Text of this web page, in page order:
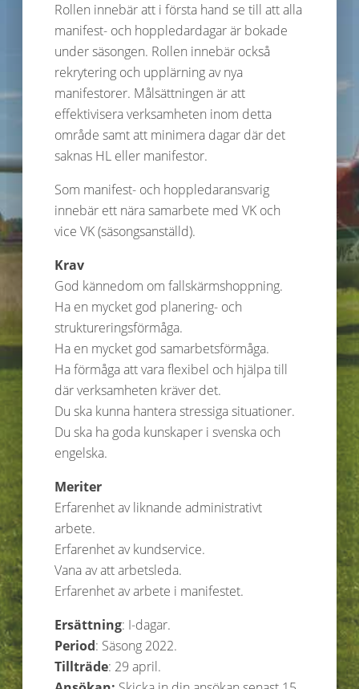
Rollen innebär att i första hand se till att alla
manifest- och hoppledardagar är bokade
under säsongen. Rollen innebär också
rekrytering och upplärning av nya
manifestorer. Målsättningen är att
effektivisera verksamheten inom detta
område samt att minimera dagar där det
saknas HL eller manifestor.
Som manifest- och hoppledaransvarig
innebär ett nära samarbete med VK och
vice VK (säsongsanställd).
Krav
God kännedom om fallskärmshoppning.
Ha en mycket god planering- och
struktureringsförmåga.
Ha en mycket god samarbetsförmåga.
Ha förmåga att vara flexibel och hjälpa till
där verksamheten kräver det.
Du ska kunna hantera stressiga situationer.
Du ska ha goda kunskaper i svenska och
engelska.
Meriter
Erfarenhet av liknande administrativt
arbete.
Erfarenhet av kundservice.
Vana av att arbetsleda.
Erfarenhet av arbete i manifestet.
Ersättning: I-dagar.
Period: Säsong 2022.
Tillträde: 29 april.